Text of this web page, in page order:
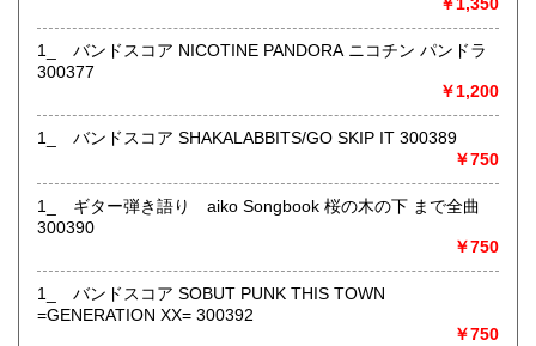
取り扱い分野
￥1,350
1_ バンドスコア NICOTINE PANDORA ニコチン パンドラ
300377
￥1,200
1_ バンドスコア SHAKALABBITS/GO SKIP IT 300389
￥750
1_ ギター弾き語り aiko Songbook 桜の木の下 まで全曲
300390
￥750
1_ バンドスコア SOBUT PUNK THIS TOWN
=GENERATION XX= 300392
￥750